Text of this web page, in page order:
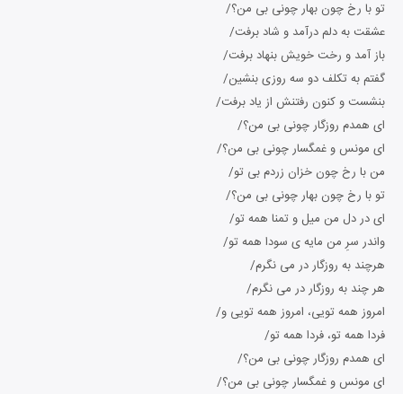
تو با رخ چون بهار چونی بی من؟/
عشقت به دلم درآمد و شاد برفت/
باز آمد و رخت خویش بنهاد برفت/
گفتم به تکلف دو سه روزی بنشین/
بنشست و کنون رفتنش از یاد برفت/
ای همدم روزگار چونی بی من؟/
ای مونس و غمگسار چونی بی من؟/
من با رخ چون خزان زردم بی‌ تو/
تو با رخ چون بهار چونی بی من؟/
ای در دل من میل و تمنا همه تو/
واندر سرِ من مایه ی سودا همه تو/
هرچند به روزگار در می نگرم/
هر چند به روزگار در می نگرم/
امروز همه تویی، امروز همه تویی و/
فردا همه تو، فردا همه تو/
ای همدم روزگار چونی بی من؟/
ای مونس و غمگسار چونی بی من؟/